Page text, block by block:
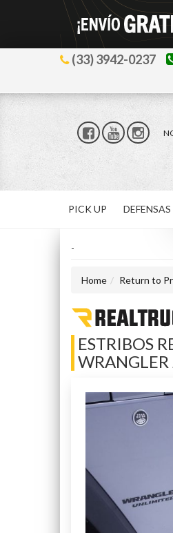
(33) 3942-0237
PICK UP DEFENSAS
-
Home Return to
ESTRIBOS
WRANGLER